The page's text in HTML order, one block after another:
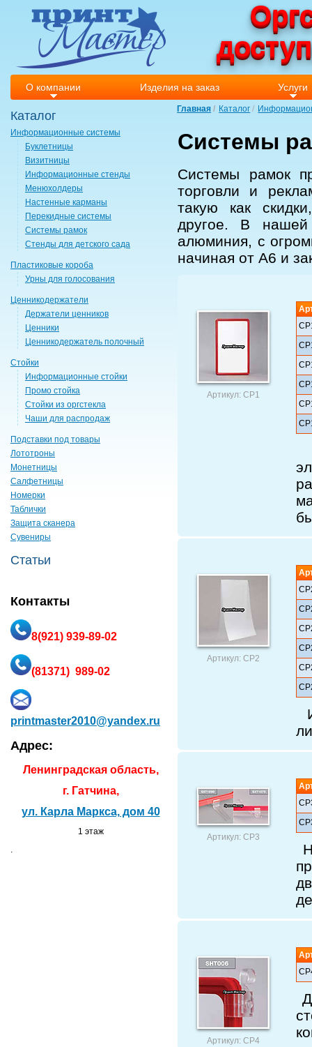
О компании Изделия на заказ Услуги
Каталог
Информационные системы
Буклетницы
Визитницы
Информационные стенды
Менюхолдеры
Настенные карманы
Перекидные системы
Системы рамок
Стенды для детского сада
Пластиковые короба
Урны для голосования
Ценникодержатели
Держатели ценников
Ценники
Ценникодержатель полочный
Стойки
Информационные стойки
Промо стойка
Стойки из оргстекла
Чаши для распродаж
Подставки под товары
Лототроны
Монетницы
Салфетницы
Номерки
Таблички
Защита сканера
Сувениры
Статьи
Контакты
8(921) 939-89-02
(81371) 989-02
printmaster2010@yandex.ru
Адрес:
Ленинградская область,
г. Гатчина,
ул. Карла Маркса, дом 40
1 этаж
Главная Каталог
Системы
Системы рамок
торговли и
такую как
другое. В
алюминия, с
начиная от А6 и
Артикул: СР1
Артикул: СР2
Артикул: СР3
Артикул: СР4